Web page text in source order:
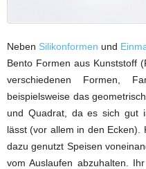
Neben Silikonformen und
Bento Formen aus Kunststoff
verschiedenen Formen,
beispielsweise das
und Quadrat, da es sich gut
lässt (vor allem in den Ecken).
dazu genutzt Speisen
vom Auslaufen abzuhalten.